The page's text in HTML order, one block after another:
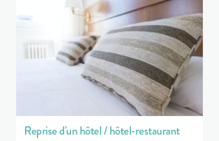
Reprise d'un hôtel / hôtel-restaurant